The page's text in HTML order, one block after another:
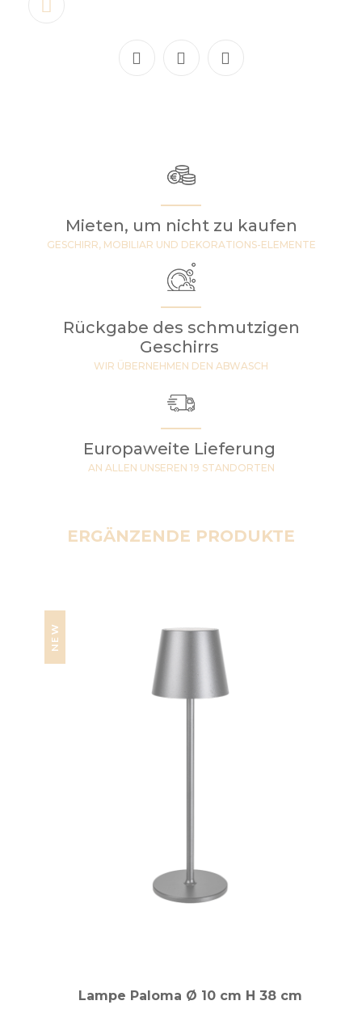
Mieten, um nicht zu kaufen
GESCHIRR, MOBILIAR UND DEKORATIONS-ELEMENTE
Rückgabe des schmutzigen
Geschirrs
WIR ÜBERNEHMEN DEN ABWASCH
Europaweite Lieferung
AN ALLEN UNSEREN 19 STANDORTEN
ERGÄNZENDE PRODUKTE
NEW
Lampe Paloma Ø 10 cm H 38 cm